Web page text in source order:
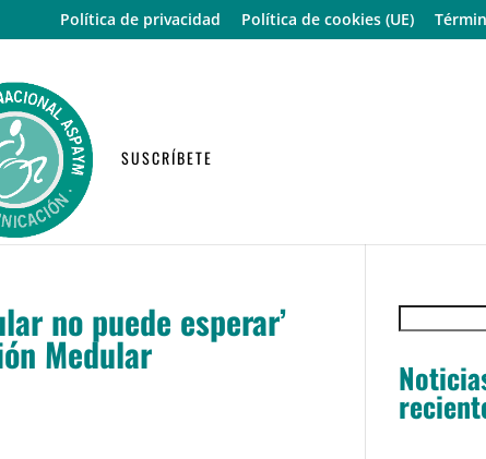
Política de privacidad Política de cookies (UE)
SUSCRÍBETE
no puede esperar’
Medular